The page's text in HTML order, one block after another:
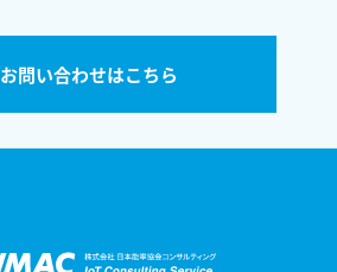
お問い合わせはこちら